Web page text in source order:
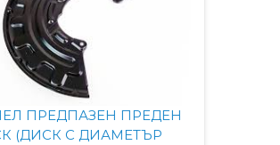
ПРЕДПАЗЕН ПРЕДЕН
(ДИСК С ДИАМЕТЪР